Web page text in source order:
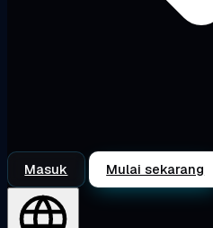
Masuk Mulai sekarang